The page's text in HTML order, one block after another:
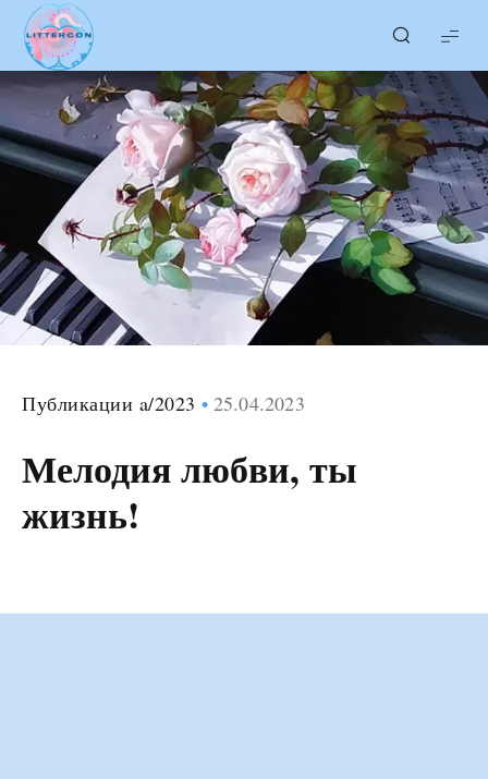
LITTERcon
Публикации a/2023 25.04.2023
Мелодия любви, ты
жизнь!